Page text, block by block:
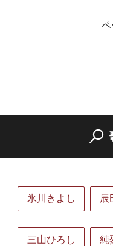
氷川きよし 辰
三山ひろし 純